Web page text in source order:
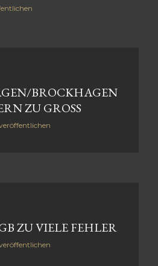
BROCKHAGEN
ZU GROSS
ZU VIELE FEHLER